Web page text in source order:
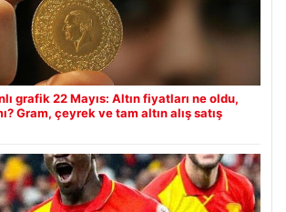
grafik 22 Mayıs: Altın fiyatları ne oldu,
Gram, çeyrek ve tam altın alış satış